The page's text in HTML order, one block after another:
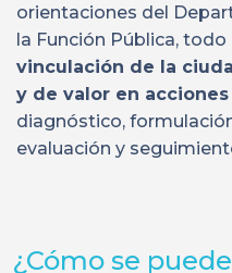
orientaciones del
la Función Pública, todo
vinculación de la
y de valor en
diagnóstico,
evaluación y
¿Cómo se